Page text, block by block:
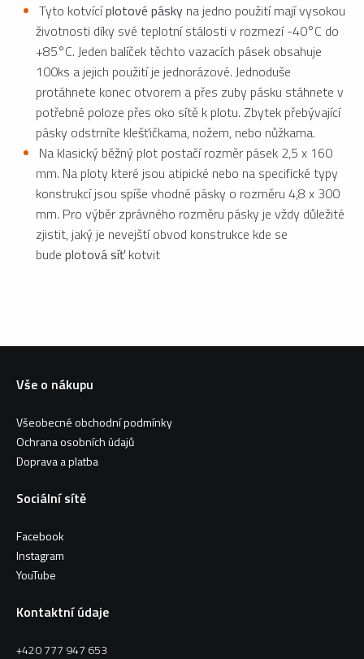
Tyto kotvícíplotové pásky na jedno použití mají vysokou
životnosti díky své teplotní stálosti v rozmezí -40°C do
+85°C. Jeden balíček těchto vazacích pásek obsahuje
100ks a jejich použití je jednorázové. Jednoduše
protáhnete konec otvorem a přes zuby pásku stáhnete v
potřebné poloze přes oko sítě k plotu. Zbytek přebývající
pásky odstrníte klešťičkama, nožem, nebo nůžkama.
Na klasický běžný plot postačí rozměr pásek 2,5 x 160
mm. Na ploty které jsou atipické nebo na specifické typy
konstrukcí jsou spíše vhodné pásky o rozměru 4,8 x 300
mm. Pro výběr zprávného rozměru pásky je vždy důležité
zjistit, jaký je nevejští obvod konstrukce kde se
bude plotová síť kotvit
Vše o nákupu
Všeobecné obchodní podmínky
Ochrana osobních údajů
Doprava a platba
Sociální sítě
Facebook
Instagram
YouTube
Kontaktní údaje
+420 777 947 653